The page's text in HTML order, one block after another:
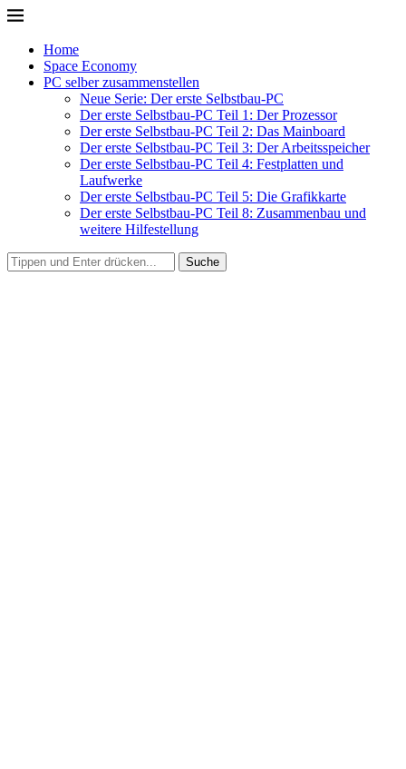
Home
Space Economy
PC selber zusammenstellen
Neue Serie: Der erste Selbstbau-PC
Der erste Selbstbau-PC Teil 1: Der Prozessor
Der erste Selbstbau-PC Teil 2: Das Mainboard
Der erste Selbstbau-PC Teil 3: Der Arbeitsspeicher
Der erste Selbstbau-PC Teil 4: Festplatten und
Laufwerke
Der erste Selbstbau-PC Teil 5: Die Grafikkarte
Der erste Selbstbau-PC Teil 8: Zusammenbau und
weitere Hilfestellung
Suche